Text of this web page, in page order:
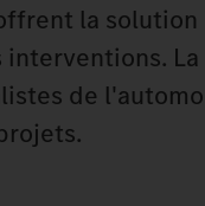
la
de